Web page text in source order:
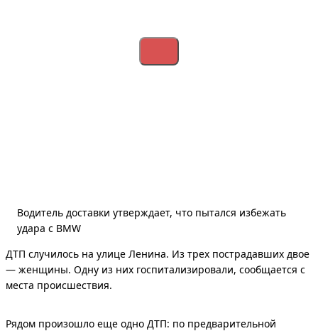
Водитель доставки утверждает, что пытался избежать
удара с BMW
ДТП случилось на улице Ленина. Из трех пострадавших двое
— женщины. Одну из них госпитализировали, сообщается с
места происшествия.
Рядом произошло еще одно ДТП: по предварительной